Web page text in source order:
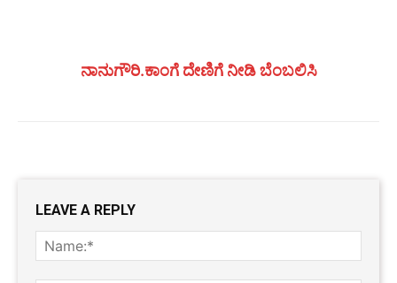
ನಾನುಗೌರಿ.ಕಾಂಗೆ ದೇಣಿಗೆ ನೀಡಿ ಬೆಂಬಲಿಸಿ
LEAVE A REPLY